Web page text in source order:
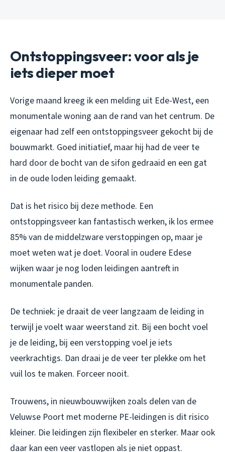
Ontstoppingsveer: voor als je
iets dieper moet
Vorige maand kreeg ik een melding uit Ede-West, een
monumentale woning aan de rand van het centrum. De
eigenaar had zelf een ontstoppingsveer gekocht bij de
bouwmarkt. Goed initiatief, maar hij had de veer te
hard door de bocht van de sifon gedraaid en een gat
in de oude loden leiding gemaakt.
Dat is het risico bij deze methode. Een
ontstoppingsveer kan fantastisch werken, ik los ermee
85% van de middelzware verstoppingen op, maar je
moet weten wat je doet. Vooral in oudere Edese
wijken waar je nog loden leidingen aantreft in
monumentale panden.
De techniek: je draait de veer langzaam de leiding in
terwijl je voelt waar weerstand zit. Bij een bocht voel
je de leiding, bij een verstopping voel je iets
veerkrachtigs. Dan draai je de veer ter plekke om het
vuil los te maken. Forceer nooit.
Trouwens, in nieuwbouwwijken zoals delen van de
Veluwse Poort met moderne PE-leidingen is dit risico
kleiner. Die leidingen zijn flexibeler en sterker. Maar ook
daar kan een veer vastlopen als je niet oppast.